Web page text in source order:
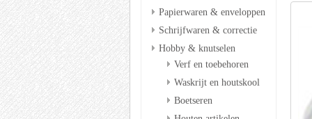
Papierwaren & enveloppen
Schrijfwaren & correctie
Hobby & knutselen
Verf en toebehoren
Waskrijt en houtskool
Boetseren